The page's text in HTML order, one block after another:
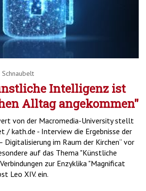
Schnaubelt
Intelligenz ist
Alltag angekommen"
von der Macromedia-University stellt
/ kath.de - Interview die Ergebnisse der
Digitalisierung im Raum der Kirchen“ vor
auf das Thema "Künstliche
zur Enzyklika "Magnificat
Leo XIV. ein.